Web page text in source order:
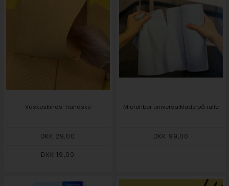
Vaskeskinds-handske
DKK 29,00
DKK 19,00
Microfiber universalklude på rulle
DKK 99,00